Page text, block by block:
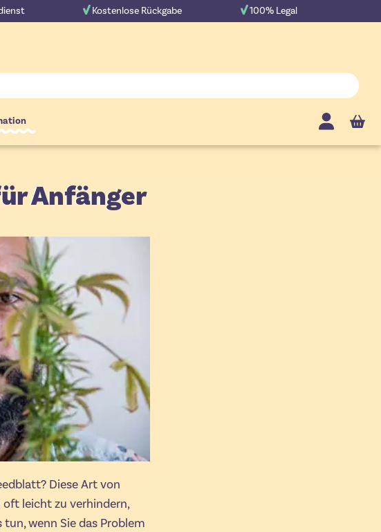
Cart
Kostenlose Rückgabe 100% Legal
Anfänger
Diese Art von
oft leicht zu verhindern,
wenn Sie das Problem